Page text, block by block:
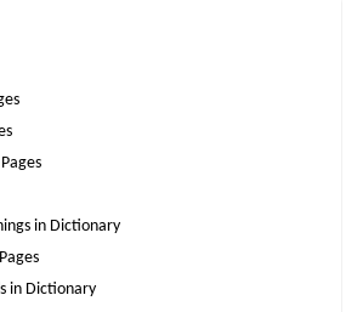
in Dictionary
in Dictionary